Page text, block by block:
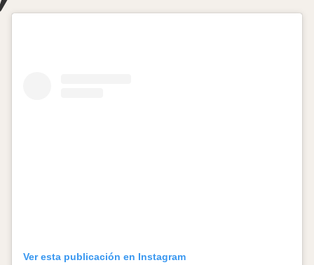
Ver esta publicación en Instagram